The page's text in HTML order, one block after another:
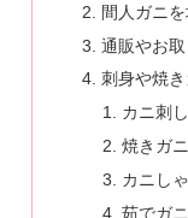
間人ガニ
通販やお
刺身や焼
カニ刺
焼きガニ
カニし
茹でガニ